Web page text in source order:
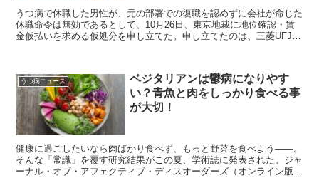
うつ病で休職した男性が、元の部署での復職を認めずに会社が命じた
休職命令は無効であるとして、10月26日、東京地裁に地位確認・賃
金仮払いを求める仮処分を申し立てた。申し立てたのは、三菱UFJモ
うつ病ニュース
ベジタリアンは鬱病になりやす
い？青魚と肉をしっかり食べる事
が大切！
健康に過ごしたいなら肉ばかり食べず、もっと野菜を食べよう――。
そんな「常識」を覆す研究結果がこの夏、学術誌に発表された。ジャ
ーナル・オブ・アフェクティブ・ディスオーダーズ（オンライン版）